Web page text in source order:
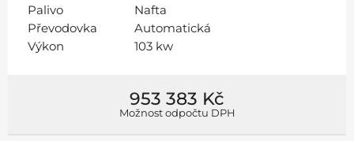
Palivo
Nafta
Převodovka
Automatická
Výkon
103 kw
953 383 Kč
Možnost odpočtu DPH